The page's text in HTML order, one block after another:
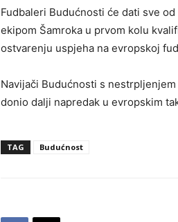
Fudbaleri Budućnosti će dati sve
ekipom Šamroka u prvom kolu
ostvarenju uspjeha na evropskoj
Navijači Budućnosti s
donio dalji napredak u evropskim
TAG Budućnost